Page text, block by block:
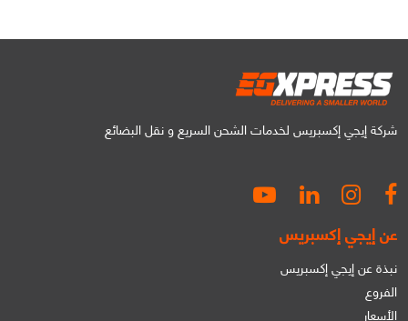
شركة إيجي إكسبريس لخدمات الشحن السريع و نقل البضائع
عن إيجي إكسبريس
نبذة عن إيجي إكسبريس
الفروع
الأسعار